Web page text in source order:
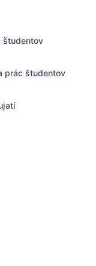
študentov
prác študentov